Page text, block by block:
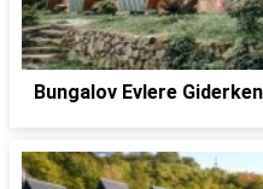
Bungalov Evlere